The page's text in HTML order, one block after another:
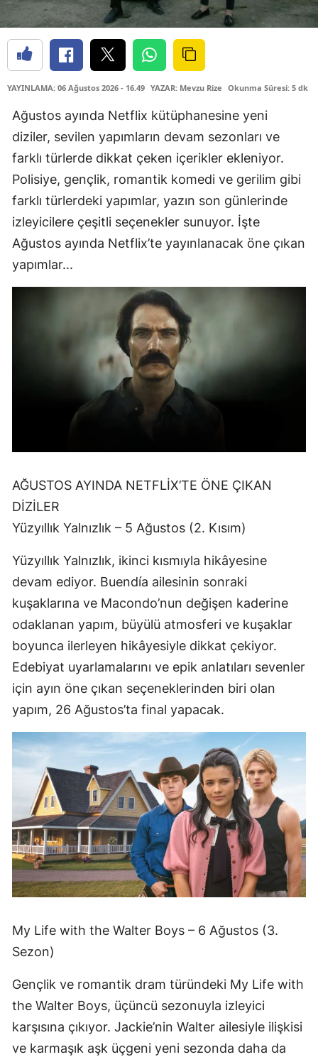
YAYINLAMA: 06 Ağustos 2026 - 16.49 YAZAR: Mevzu Rize Okunma Süresi: 5 dk
Ağustos ayında Netflix kütüphanesine yeni
diziler, sevilen yapımların devam sezonları ve
farklı türlerde dikkat çeken içerikler ekleniyor.
Polisiye, gençlik, romantik komedi ve gerilim gibi
farklı türlerdeki yapımlar, yazın son günlerinde
izleyicilere çeşitli seçenekler sunuyor. İşte
Ağustos ayında Netflix’te yayınlanacak öne çıkan
yapımlar...
AĞUSTOS AYINDA NETFLİX’TE ÖNE ÇIKAN
DİZİLER
Yüzyıllık Yalnızlık – 5 Ağustos (2. Kısım)
Yüzyıllık Yalnızlık, ikinci kısmıyla hikâyesine
devam ediyor. Buendía ailesinin sonraki
kuşaklarına ve Macondo’nun değişen kaderine
odaklanan yapım, büyülü atmosferi ve kuşaklar
boyunca ilerleyen hikâyesiyle dikkat çekiyor.
Edebiyat uyarlamalarını ve epik anlatıları sevenler
için ayın öne çıkan seçeneklerinden biri olan
yapım, 26 Ağustos’ta final yapacak.
My Life with the Walter Boys – 6 Ağustos (3.
Sezon)
Gençlik ve romantik dram türündeki My Life with
the Walter Boys, üçüncü sezonuyla izleyici
karşısına çıkıyor. Jackie’nin Walter ailesiyle ilişkisi
ve karmaşık aşk üçgeni yeni sezonda daha da